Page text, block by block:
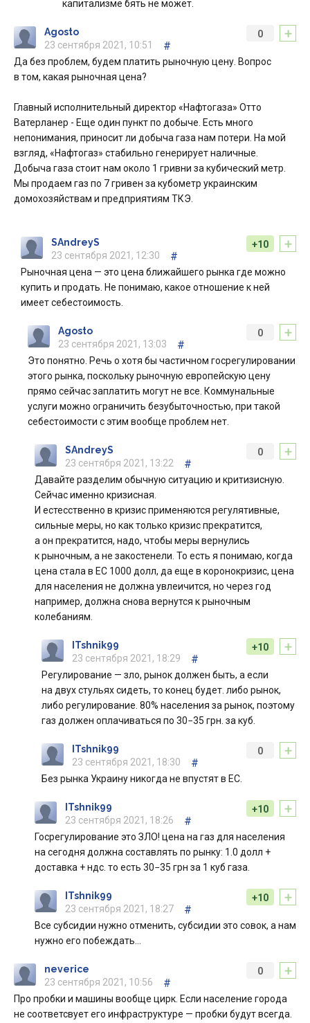
капитализме бять не может.
+
0
Agosto
23 сентября 2021, 10:51
#
Да без проблем, будем платить рыночную цену. Вопрос
в том, какая рыночная цена?
Главный исполнительный директор «Нафтогаза» Отто
Ватерланер - Еще один пункт по добыче. Есть много
непонимания, приносит ли добыча газа нам потери. На мой
взгляд, «Нафтогаз» стабильно генерирует наличные.
Добыча газа стоит нам около 1 гривни за кубический метр.
Мы продаем газ по 7 гривен за кубометр украинским
домохозяйствам и предприятиям ТКЭ.
+
+10
SAndreyS
23 сентября 2021, 12:30
#
Рыночная цена — это цена ближайшего рынка где можно
купить и продать. Не понимаю, какое отношение к ней
имеет себестоимость.
+
0
Agosto
23 сентября 2021, 13:03
#
Это понятно. Речь о хотя бы частичном госрегулировании
этого рынка, поскольку рыночную европейскую цену
прямо сейчас заплатить могут не все. Коммунальные
услуги можно ограничить безубыточностью, при такой
себестоимости с этим вообще проблем нет.
+
0
SAndreyS
23 сентября 2021, 13:22
#
Давайте разделим обычную ситуацию и критизисную.
Сейчас именно кризисная.
И естесственно в кризис применяются регулятивные,
сильные меры, но как только кризис прекратится,
а он прекратится, надо, чтобы меры вернулись
к рыночным, а не закостенели. То есть я понимаю, когда
цена стала в ЕС 1000 долл, да еще в коронокризис, цена
для населения не должна увлеичится, но через год
например, должна снова вернутся к рыночным
колебаниям.
+
+10
ITshnik99
23 сентября 2021, 18:29
#
Регулирование — зло, рынок должен быть, а если
на двух стульях сидеть, то конец будет. либо рынок,
либо регулирование. 80% населения за рынок, поэтому
газ должен оплачиваться по 30−35 грн. за куб.
+
0
ITshnik99
23 сентября 2021, 18:30
#
Без рынка Украину никогда не впустят в ЕС.
+
+10
ITshnik99
23 сентября 2021, 18:26
#
Госрегулирование это ЗЛО! цена на газ для населения
на сегодня должна составлять по рынку: 1.0 долл +
доставка + ндс. то есть 30−35 грн за 1 куб газа.
+
+10
ITshnik99
23 сентября 2021, 18:27
#
Все субсидии нужно отменить, субсидии это совок, а нам
нужно его побеждать…
+
0
neverice
23 сентября 2021, 10:56
#
Про пробки и машины вообще цирк. Если население города
не соответсвует его инфраструктуре — пробки будут всегда.